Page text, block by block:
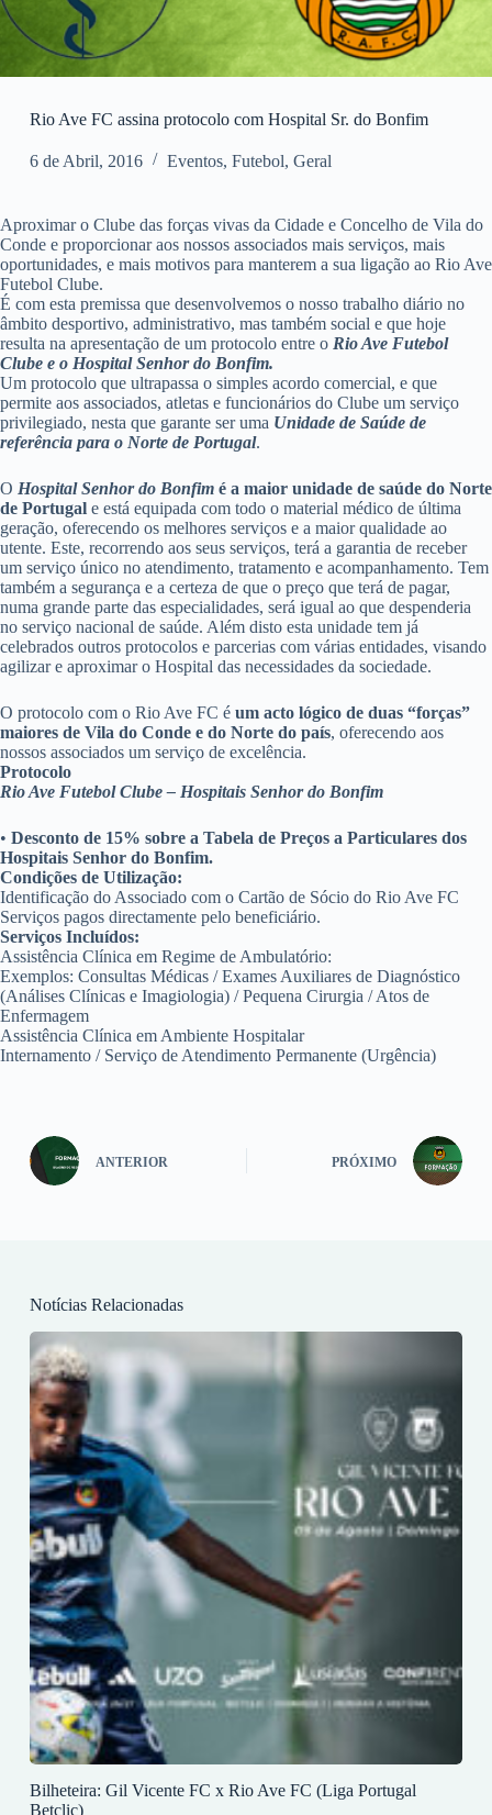
Rio Ave FC assina protocolo com Hospital Sr. do Bonfim
6 de Abril, 2016 Eventos, Futebol, Geral
Aproximar o Clube das forças vivas da Cidade e Concelho de Vila do
Conde e proporcionar aos nossos associados mais serviços, mais
oportunidades, e mais motivos para manterem a sua ligação ao Rio Ave
Futebol Clube.
É com esta premissa que desenvolvemos o nosso trabalho diário no
âmbito desportivo, administrativo, mas também social e que hoje
resulta na apresentação de um protocolo entre o Rio Ave Futebol
Clube e o Hospital Senhor do Bonfim.
Um protocolo que ultrapassa o simples acordo comercial, e que
permite aos associados, atletas e funcionários do Clube um serviço
privilegiado, nesta que garante ser uma Unidade de Saúde de
referência para o Norte de Portugal.
O Hospital Senhor do Bonfim é a maior unidade de saúde do Norte
de Portugal e está equipada com todo o material médico de última
geração, oferecendo os melhores serviços e a maior qualidade ao
utente. Este, recorrendo aos seus serviços, terá a garantia de receber
um serviço único no atendimento, tratamento e acompanhamento. Tem
também a segurança e a certeza de que o preço que terá de pagar,
numa grande parte das especialidades, será igual ao que despenderia
no serviço nacional de saúde. Além disto esta unidade tem já
celebrados outros protocolos e parcerias com várias entidades, visando
agilizar e aproximar o Hospital das necessidades da sociedade.
O protocolo com o Rio Ave FC é um acto lógico de duas “forças”
maiores de Vila do Conde e do Norte do país, oferecendo aos
nossos associados um serviço de excelência.
Protocolo
Rio Ave Futebol Clube – Hospitais Senhor do Bonfim
• Desconto de 15% sobre a Tabela de Preços a Particulares dos
Hospitais Senhor do Bonfim.
Condições de Utilização:
Identificação do Associado com o Cartão de Sócio do Rio Ave FC
Serviços pagos directamente pelo beneficiário.
Serviços Incluídos:
Assistência Clínica em Regime de Ambulatório:
Exemplos: Consultas Médicas / Exames Auxiliares de Diagnóstico
(Análises Clínicas e Imagiologia) / Pequena Cirurgia / Atos de
Enfermagem
Assistência Clínica em Ambiente Hospitalar
Internamento / Serviço de Atendimento Permanente (Urgência)
ANTERIOR PRÓXIMO
Notícias Relacionadas
Bilheteira: Gil Vicente FC x Rio Ave FC (Liga Portugal
Betclic)